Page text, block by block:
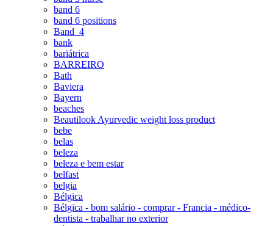
band 6
band 6 positions
Band_4
bank
bariátrica
BARREIRO
Bath
Baviera
Bayern
beaches
Beautilook Ayurvedic weight loss product
bebe
belas
beleza
beleza e bem estar
belfast
belgia
Bélgica
Bélgica - bom salário - comprar - Francia - médico-
dentista - trabalhar no exterior